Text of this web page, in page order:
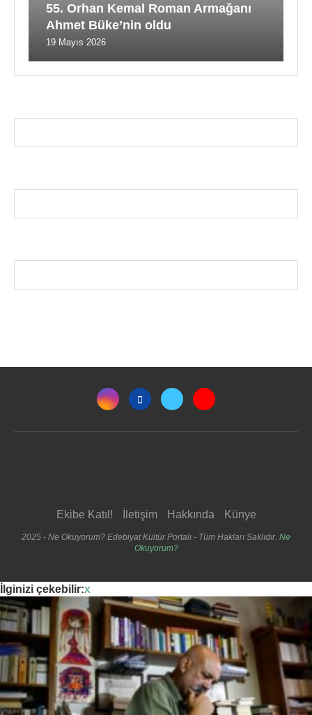
55. Orhan Kemal Roman Armağanı
Ahmet Büke’nin oldu
19 Mayıs 2026
Ekibe Katıl! İletişim Hakkında Künye
2025 - Ne Okuyorum? Edebiyat Kültür Portalı - Tüm Hakları Saklıdır. Ne
Okuyorum?
İlginizi çekebilir:x